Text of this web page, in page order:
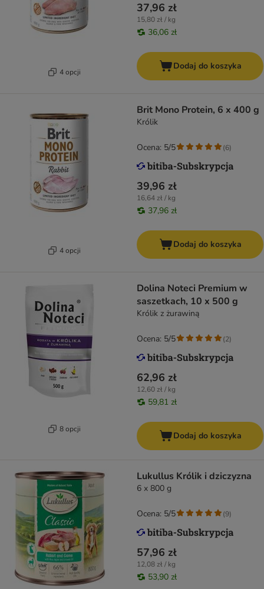
4 opcji
37,96 zł
15,80 zł / kg
36,06 zł
Dodaj do koszyka
4 opcji
Brit Mono Protein, 6 x 400 g
Królik
39,96 zł
16,64 zł / kg
37,96 zł
Ocena: 5/5 (6)
Dodaj do koszyka
8 opcji
Dolina Noteci Premium w
saszetkach, 10 x 500 g
Królik z żurawiną
62,96 zł
12,60 zł / kg
59,81 zł
Ocena: 5/5 (2)
Dodaj do koszyka
Lukullus Królik i dziczyzna
6 x 800 g
57,96 zł
12,08 zł / kg
53,90 zł
Ocena: 5/5 (9)